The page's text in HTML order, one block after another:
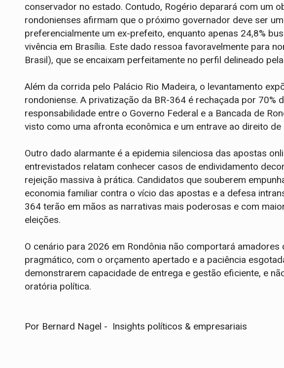
conservador no estado. Contudo, Rogério deparará com um
rondonienses afirmam que o próximo governador deve ser
preferencialmente um ex-prefeito, enquanto apenas 24,8%
vivência em Brasília. Este dado ressoa favoravelmente para
Brasil), que se encaixam perfeitamente no perfil delineado
Além da corrida pelo Palácio Rio Madeira, o levantamento
rondoniense. A privatização da BR-364 é rechaçada por 70%
responsabilidade entre o Governo Federal e a Bancada de
visto como uma afronta econômica e um entrave ao direito de
Outro dado alarmante é a epidemia silenciosa das apostas
entrevistados relatam conhecer casos de endividamento
rejeição massiva à prática. Candidatos que souberem
economia familiar contra o vício das apostas e a defesa
364 terão em mãos as narrativas mais poderosas e com
eleições.
O cenário para 2026 em Rondônia não comportará amadores
pragmático, com o orçamento apertado e a paciência
demonstrarem capacidade de entrega e gestão eficiente, e
oratória política.
Por Bernard Nagel - Insights políticos & empresariais